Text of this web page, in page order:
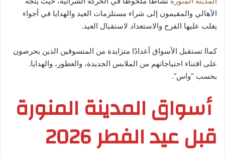
الأهالي والمقيمون إلى شراء مستلزمات العيد والهدايا في أجواء
يغلب عليها الفرح والاستعداد لاستقبال العيد.
كماا تستقبل الأسواق أعدادًا متزايدة من المتسوقين الذين يحرصون
على اقتناء احتياجاتهم من الملابس الجديدة، والعطور، والهدايا.
بحسب “واس”.
أسواق المدينة المنورة
قبل عيد الفطر 2026